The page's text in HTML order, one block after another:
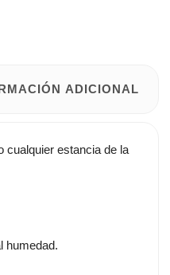
ADICIONAL
cualquier estancia de la
humedad.